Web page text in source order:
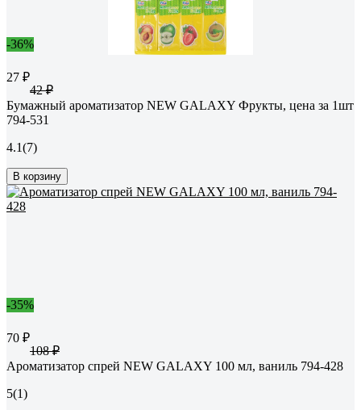
-36%
27 ₽
42 ₽
Бумажный ароматизатор NEW GALAXY Фрукты, цена за 1шт
794-531
4.1(7)
В корзину
-35%
70 ₽
108 ₽
Ароматизатор спрей NEW GALAXY 100 мл, ваниль 794-428
5(1)